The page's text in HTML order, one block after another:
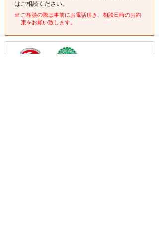
はご相談ください。
ご相談の際は事前にお電話頂き、相談日時のお約
束をお願い致します。